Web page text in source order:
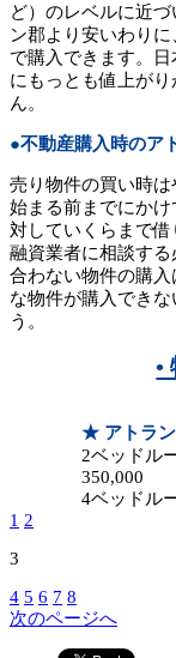
ど）のレベルに近
ン郡より安いわり
で購入できます。
にもっとも値上が
ん。
●不動産購入時のア
売り物件の買い時
始まる前までにか
対していくらまで
融資業者に相談す
合わない物件の購
な物件が購入でき
う。
•
★ アトラン
2ベッドル
350,000
4ベッドル
1 2
3
4 5 6 7 8
次のページへ